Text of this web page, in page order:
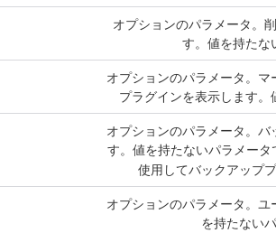
オプションのパラメータ。
す。値を持たな
オプションのパラメータ。
プラグインを表示します。
オプションのパラメータ。
す。値を持たないパラメータ
使用してバックアップ
オプションのパラメータ。
を持たない